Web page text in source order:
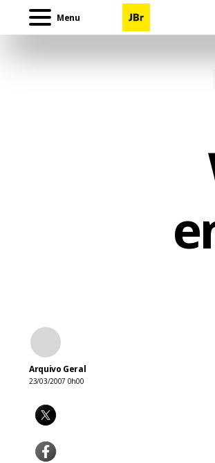
Menu
Arquivo Geral
23/03/2007 0h00